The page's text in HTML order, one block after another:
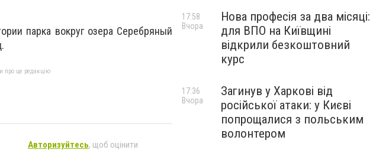
парка вокруг озера Серебряный
про це редакцію
Авторизуйтесь, щоб оцінити
Нова професія за два місяці:
для ВПО на Київщині
відкрили безкоштовний
курс
17:58
Вчора
Загинув у Харкові від
російської атаки: у Києві
попрощалися з польським
волонтером
17:36
Вчора